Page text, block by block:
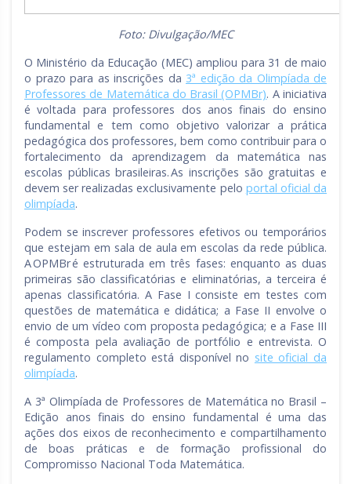
Foto: Divulgação/MEC
O Ministério da Educação (MEC) ampliou para 31 de maio
o prazo para as inscrições da 3ª edição da Olimpíada de
Professores de Matemática do Brasil (OPMBr). A iniciativa
é voltada para professores dos anos finais do ensino
fundamental e tem como objetivo valorizar a prática
pedagógica dos professores, bem como contribuir para o
fortalecimento da aprendizagem da matemática nas
escolas públicas brasileiras. As inscrições são gratuitas e
devem ser realizadas exclusivamente pelo portal oficial da
olimpíada.
Podem se inscrever professores efetivos ou temporários
que estejam em sala de aula em escolas da rede pública.
A OPMBr é estruturada em três fases: enquanto as duas
primeiras são classificatórias e eliminatórias, a terceira é
apenas classificatória. A Fase I consiste em testes com
questões de matemática e didática; a Fase II envolve o
envio de um vídeo com proposta pedagógica; e a Fase III
é composta pela avaliação de portfólio e entrevista. O
regulamento completo está disponível no site oficial da
olimpíada.
A 3ª Olimpíada de Professores de Matemática no Brasil –
Edição anos finais do ensino fundamental é uma das
ações dos eixos de reconhecimento e compartilhamento
de boas práticas e de formação profissional do
Compromisso Nacional Toda Matemática.